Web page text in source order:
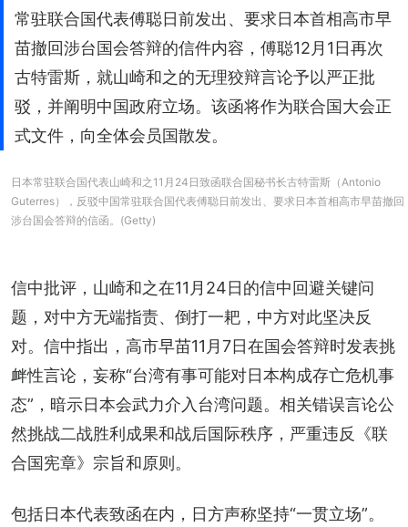
常驻联合国代表傅聪日前发出、要求日本首相高市早
苗撤回涉台国会答辩的信件内容，傅聪12月1日再次
古特雷斯，就山崎和之的无理狡辩言论予以严正批
驳，并阐明中国政府立场。该函将作为联合国大会正
式文件，向全体会员国散发。
日本常驻联合国代表山崎和之11月24日致函联合国秘书长古特雷斯（Antonio
Guterres），反驳中国常驻联合国代表傅聪日前发出、要求日本首相高市早苗撤回
涉台国会答辩的信函。(Getty)
信中批评，山崎和之在11月24日的信中回避关键问
题，对中方无端指责、倒打一耙，中方对此坚决反
对。信中指出，高市早苗11月7日在国会答辩时发表挑
衅性言论，妄称“台湾有事可能对日本构成存亡危机事
态”，暗示日本会武力介入台湾问题。相关错误言论公
然挑战二战胜利成果和战后国际秩序，严重违反《联
合国宪章》宗旨和原则。
包括日本代表致函在内，日方声称坚持“一贯立场”。